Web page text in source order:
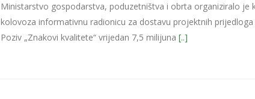
Ministarstvo gospodarstva, poduzetništva i obrta organiziralo je
kolovoza informativnu radionicu za dostavu projektnih prijedloga
Poziv „Znakovi kvalitete“ vrijedan 7,5 milijuna[..]